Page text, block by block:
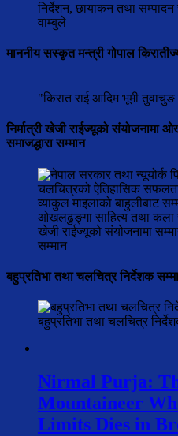
निर्देशन, छायाकन तथा सम्पादन
वाम्बुले
माननीय सस्कृत मन्त्री गोपाल
"किरात राई आदिम भूमी
निर्मात्री खेजी राईज्यूको संयोजनामा
समाजद्धारा सम्मान
ओखलढुङ्गा साहित्य तथा कला
खेजी राईज्यूको संयोजनामा
सम्मान
बहुप्रतिभा तथा चलचित्र निर्देशक
बहुप्रतिभा तथा चलचित्र
Nirmal Purja:
Mountaineer
Limits Dies in